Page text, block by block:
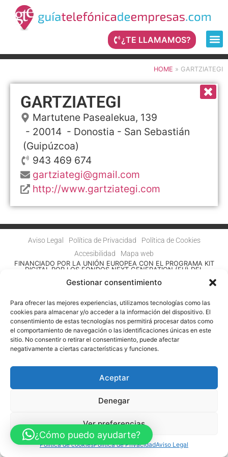
Gestionar consentimiento
Para ofrecer las mejores experiencias, utilizamos tecnologías como las
cookies para almacenar y/o acceder a la información del dispositivo. El
consentimiento de estas tecnologías nos permitirá procesar datos como
el comportamiento de navegación o las identificaciones únicas en este
sitio. No consentir o retirar el consentimiento, puede afectar
negativamente a ciertas características y funciones.
Aceptar
Denegar
Ver preferencias
Política de cookiesPolítica de PrivacidadAviso Legal
¿TE LLAMAMOS?
HOME » GARTZIATEGI
GARTZIATEGI
Martutene Pasealekua, 139
- 20014 - Donostia - San Sebastián
(Guipúzcoa)
943 469 674
gartziategi@gmail.com
http://www.gartziategi.com
Aviso Legal Política de Privacidad
Política de Cookies
Accesibilidad
Mapa web
FINANCIADO POR LA UNIÓN EUROPEA CON EL PROGRAMA KIT
DIGITAL POR LOS FONDOS NEXT GENERATION (EU) DEL
© Guia Telefónica de Empresas – Todos los derechos reservados.
¿Cómo puedo ayudarte?